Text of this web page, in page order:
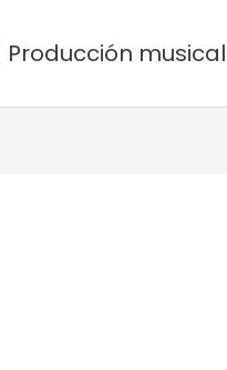
musical